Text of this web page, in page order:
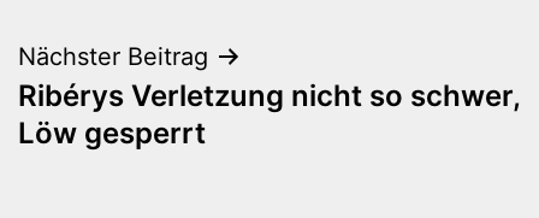
Nächster Beitrag
Ribérys Verletzung nicht so schwer,
Löw gesperrt